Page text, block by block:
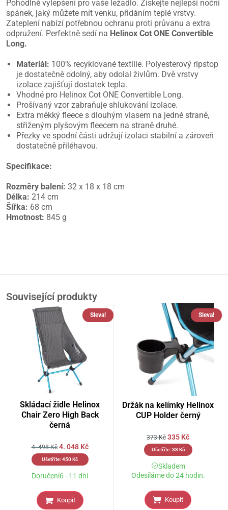
Pohodlné vylepšení pro vaše ležadlo. Získejte nejlepší noční
spánek, jaký můžete mít venku, přidáním teplé vrstvy.
Zateplení nabízí potřebnou ochranu proti průvanu a extra
odpružení. Perfektně sedí na Helinox Cot ONE Convertible
Long.
Materiál: 100% recyklované textilie. Polyesterový ripstop
je dostatečně odolný, aby odolal živlům. Dvě vrstvy
izolace zajišťují dostatek tepla.
Vhodné pro Helinox Cot ONE Convertible Long.
Prošívaný vzor zabraňuje shlukování izolace.
Extra měkký fleece s dlouhým vlasem na jedné straně,
střiženým plyšovým fleecem na straně druhé.
Přezky ve spodní části udržují izolaci stabilní a zároveň
dostatečně přiléhavou.
Specifikace:
Rozměry balení: 32 x 18 x 18 cm
Délka: 214 cm
Šířka: 68 cm
Hmotnost: 845 g
Související produkty
Sleva!
Skládací židle Helinox
Chair Zero High Back
černá
4. 498Kč 4. 048 Kč
Ušetříte: 450Kč
Doručení6 - 11 dní
Koupit
Sleva!
Držák na kelímky Helinox
CUP Holder černý
373Kč 335 Kč
Ušetříte: 38Kč
Skladem
Odesíláme do 24 hodin.
Koupit